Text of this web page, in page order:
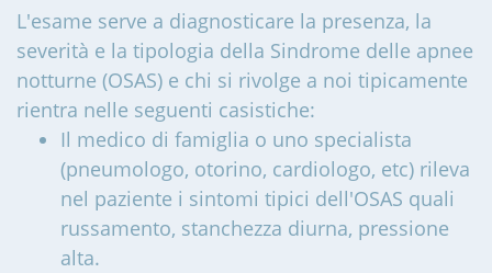
L'esame serve a diagnosticare la presenza, la
severità e la tipologia della Sindrome delle apnee
notturne (OSAS) e chi si rivolge a noi tipicamente
rientra nelle seguenti casistiche:
Il medico di famiglia o uno specialista
(pneumologo, otorino, cardiologo, etc) rileva
nel paziente i sintomi tipici dell'OSAS quali
russamento, stanchezza diurna, pressione
alta.